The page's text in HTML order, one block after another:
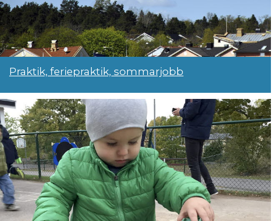
Praktik, feriepraktik, sommarjobb